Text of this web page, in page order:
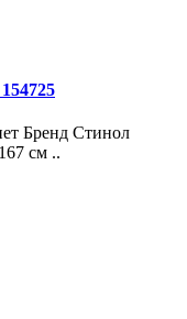
Бренд Стинол
см ..